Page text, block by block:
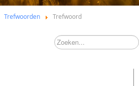
Trefwoorden Trefwoord